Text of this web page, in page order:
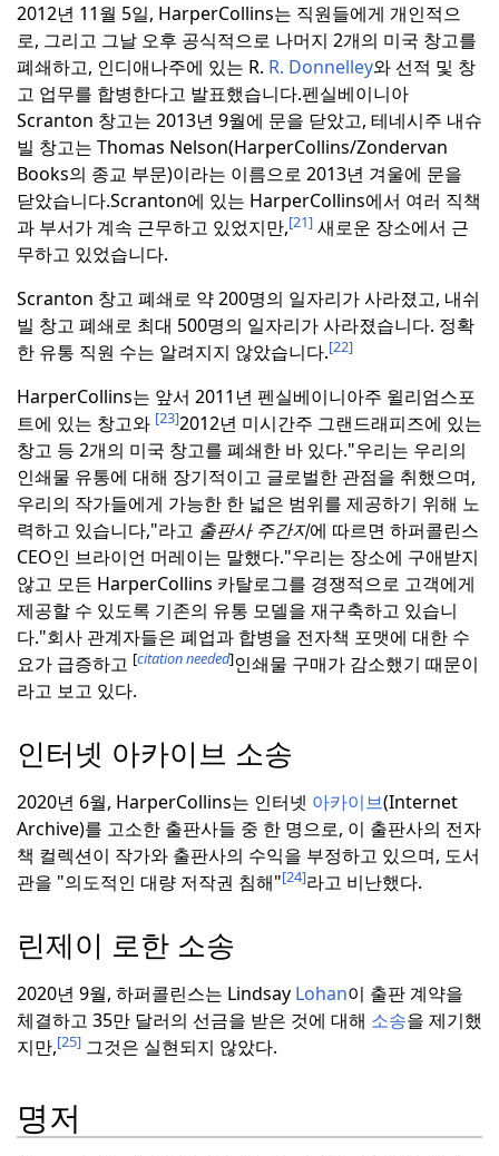
2012년 11월 5일, HarperCollins는 직원들에게 개인적으
로, 그리고 그날 오후 공식적으로 나머지 2개의 미국 창고를
폐쇄하고, 인디애나주에 있는 R. R. Donnelley와 선적 및 창
고 업무를 합병한다고 발표했습니다.펜실베이니아
Scranton 창고는 2013년 9월에 문을 닫았고, 테네시주 내슈
빌 창고는 Thomas Nelson(HarperCollins/Zondervan
Books의 종교 부문)이라는 이름으로 2013년 겨울에 문을
닫았습니다.Scranton에 있는 HarperCollins에서 여러 직책
과 부서가 계속 근무하고 있었지만,[21] 새로운 장소에서 근
무하고 있었습니다.
Scranton 창고 폐쇄로 약 200명의 일자리가 사라졌고, 내쉬
빌 창고 폐쇄로 최대 500명의 일자리가 사라졌습니다. 정확
한 유통 직원 수는 알려지지 않았습니다.[22]
HarperCollins는 앞서 2011년 펜실베이니아주 윌리엄스포
트에 있는 창고와 [23]2012년 미시간주 그랜드래피즈에 있는
창고 등 2개의 미국 창고를 폐쇄한 바 있다."우리는 우리의
인쇄물 유통에 대해 장기적이고 글로벌한 관점을 취했으며,
우리의 작가들에게 가능한 한 넓은 범위를 제공하기 위해 노
력하고 있습니다,"라고 출판사 주간지에 따르면 하퍼콜린스
CEO인 브라이언 머레이는 말했다."우리는 장소에 구애받지
않고 모든 HarperCollins 카탈로그를 경쟁적으로 고객에게
제공할 수 있도록 기존의 유통 모델을 재구축하고 있습니
다."회사 관계자들은 폐업과 합병을 전자책 포맷에 대한 수
요가 급증하고 [citation needed]인쇄물 구매가 감소했기 때문이
라고 보고 있다.
인터넷 아카이브 소송
2020년 6월, HarperCollins는 인터넷 아카이브(Internet
Archive)를 고소한 출판사들 중 한 명으로, 이 출판사의 전자
책 컬렉션이 작가와 출판사의 수익을 부정하고 있으며, 도서
관을 "의도적인 대량 저작권 침해"[24]라고 비난했다.
린제이 로한 소송
2020년 9월, 하퍼콜린스는 Lindsay Lohan이 출판 계약을
체결하고 35만 달러의 선금을 받은 것에 대해 소송을 제기했
지만,[25] 그것은 실현되지 않았다.
명저